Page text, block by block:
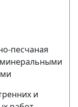
песчаная
и